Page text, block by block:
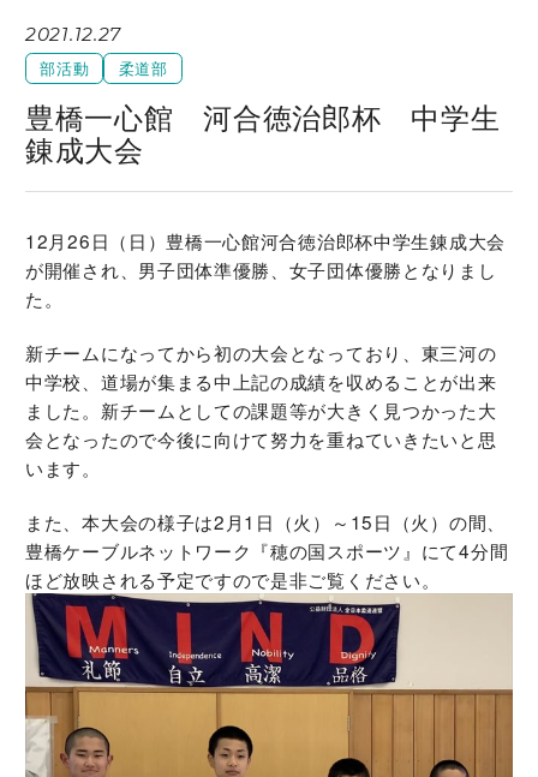
2021.12.27
部活動 柔道部
豊橋一心館 河合徳治郎杯 中学生
錬成大会
12月26日（日）豊橋一心館河合徳治郎杯中学生錬成大会
が開催され、男子団体準優勝、女子団体優勝となりまし
た。
新チームになってから初の大会となっており、東三河の
中学校、道場が集まる中上記の成績を収めることが出来
ました。新チームとしての課題等が大きく見つかった大
会となったので今後に向けて努力を重ねていきたいと思
います。
また、本大会の様子は2月1日（火）～15日（火）の間、
豊橋ケーブルネットワーク『穂の国スポーツ』にて4分間
ほど放映される予定ですので是非ご覧ください。